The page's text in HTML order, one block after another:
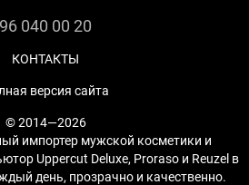
040 00 20
КОНТАКТЫ
версия сайта
© 2014—2026
импортер мужской косметики и
Uppercut Deluxe, Proraso и Reuzel в
день, прозрачно и качественно.